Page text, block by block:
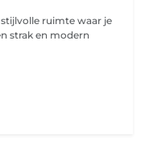
ruimte waar je
strak en modern